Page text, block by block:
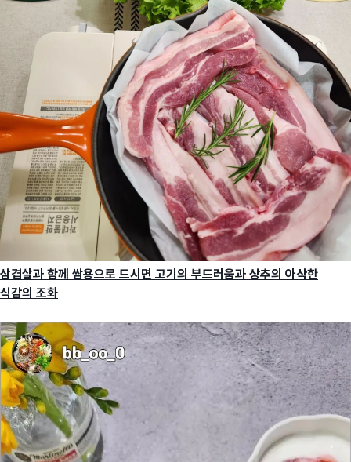
삼겹살과 함께 쌈용으로 드시면 고기의 부드러움과 상추의 아삭한
식감의 조화